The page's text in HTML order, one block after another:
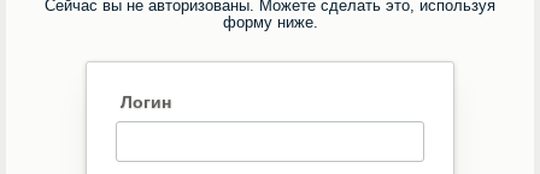
Сейчас вы не авторизованы. Можете сделать это, используя
форму ниже.
Логин